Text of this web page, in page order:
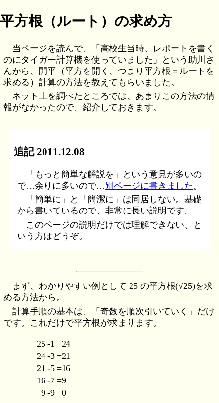
平方根（ルート）の求め方
当ページを読んで、「高校生当時、レポートを書く
のにタイガー計算機を使っていました」という助川さ
んから、開平（平方を開く、つまり平方根＝ルートを
求める）計算の方法を教えてもらいました。
ネット上を調べたところでは、あまりこの方法の情
報がなかったので、紹介しておきます。
追記 2011.12.08
「もっと簡単な解説を」という意見が多いの
で…余りに多いので… 別ページに書きました 。
「簡単に」と「簡潔に」は同居しない。基礎
から書いているので、非常に長い説明です。
このページの説明だけでは理解できない、と
いう方はどうぞ。
まず、わかりやすい例として 25 の平方根(√25)を求
める方法から。
計算手順の基本は、「奇数を順次引いていく」だけ
です。これだけで平方根が求まります。
25 -1 =24
24 -3 =21
21 -5 =16
16 -7 =9
9 -9 =0